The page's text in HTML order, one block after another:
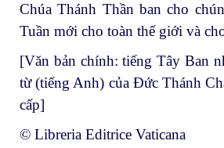
Chúa Thánh Thần ban cho
Tuần mới cho toàn thế giới và
[Văn bản chính: tiếng Tây Ban
từ (tiếng Anh) của Đức Thánh
cấp]
© Libreria Editrice Vaticana